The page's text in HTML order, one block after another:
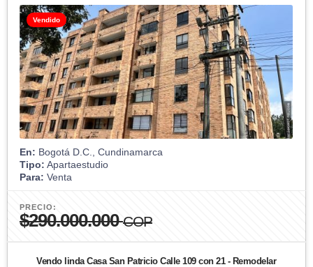
Vendido
En: Bogotá D.C., Cundinamarca
Tipo: Apartaestudio
Para: Venta
PRECIO:
$290.000.000COP
Vendo linda Casa San Patricio Calle 109 con 21 - Remodelar